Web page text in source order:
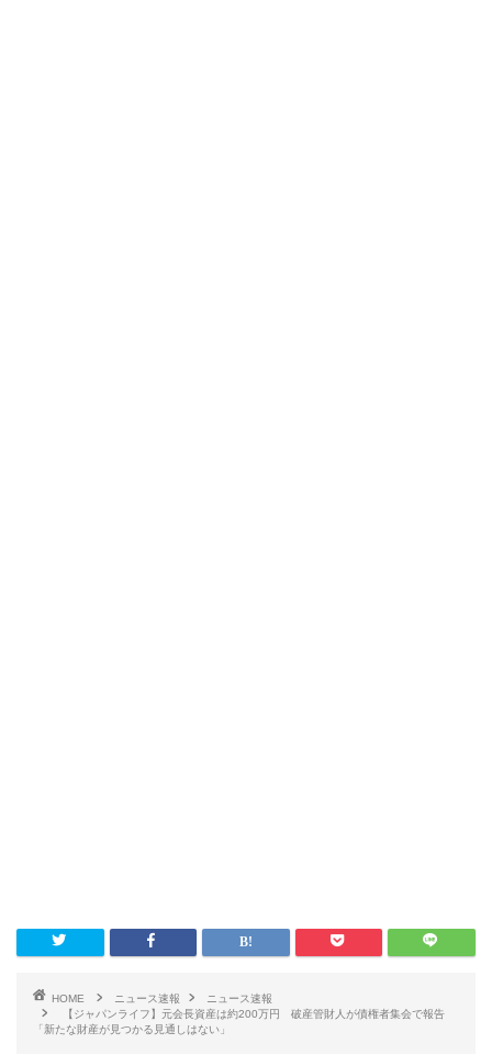
HOME ニュース速報
ニュース速報
【ジャパンライフ】元会長資産は約200万円 破産管財人が債権者集会で報告
「新たな財産が見つかる見通しはない」